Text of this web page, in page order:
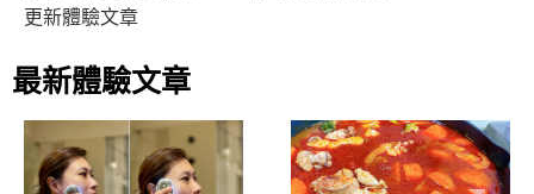
更新體驗文章
最新體驗文章